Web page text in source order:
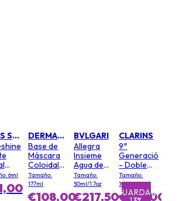
YVES SAINT LAURENT
6ml
DERMALOGICA
Base de
Máscara
Coloidal
(Tamaño
Salón)
Tamaño:
177ml
€108,00
BVLGARI
Allegra
Insieme
Agua de
Perfume
Tamaño:
50ml/1.7oz
€217,50GUARDAR
GUARDAR
CLARINS
9ª
Generación
- Doble
Suero
Textura
Ligera
Tamaño:
100ml
€195,00